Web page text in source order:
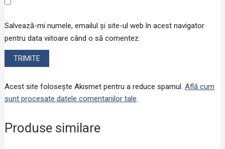
Salvează-mi numele, emailul și site-ul web în acest navigator
pentru data viitoare când o să comentez.
Acest site folosește Akismet pentru a reduce spamul. Află cum
sunt procesate datele comentariilor tale.
Produse similare